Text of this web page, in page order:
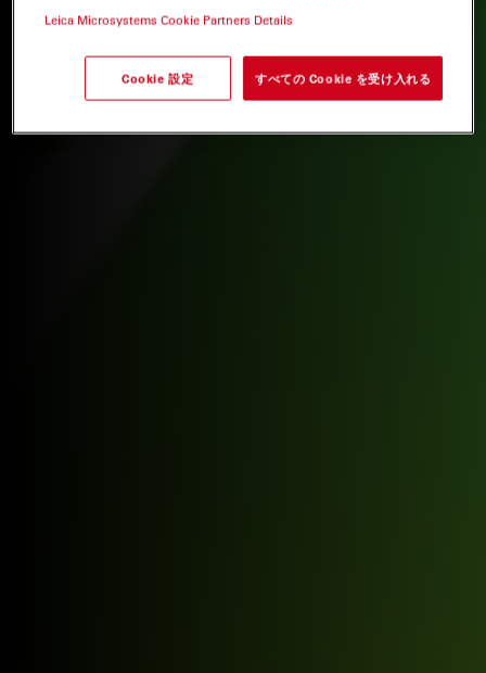
Leica Microsystems Cookie Partners Details
Cookie 設定 すべての Cookie を受け入れる